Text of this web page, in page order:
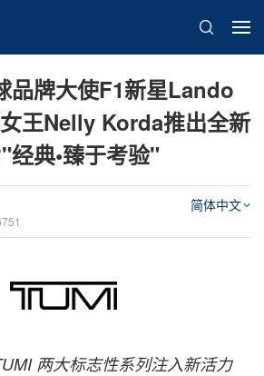
品牌大使F1新星Lando
王Nelly Korda推出全新
经典•臻于考验"
简体中文
两大标志性系列注入新活力